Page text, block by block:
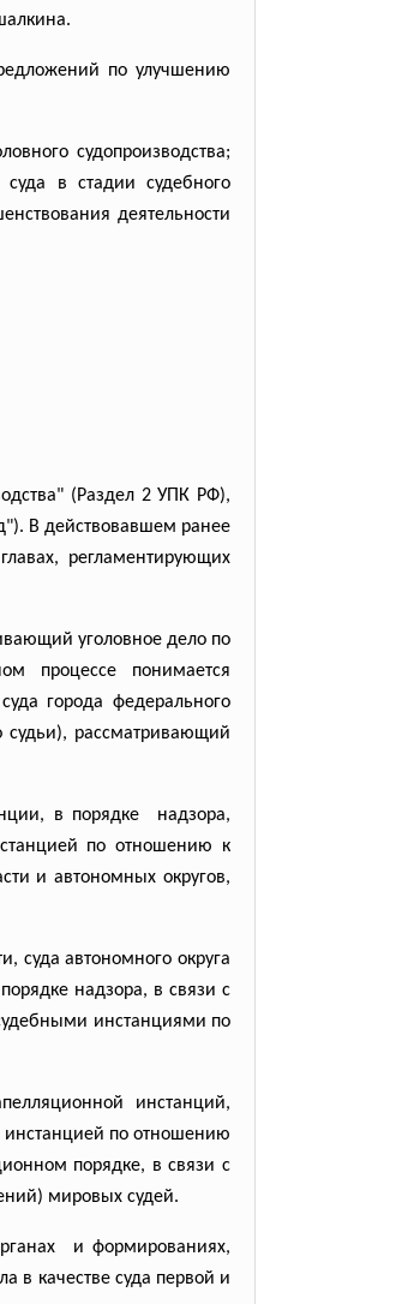
по улучшению
судопроизводства;
суда в стадии судебного
деятельности
(Раздел 2 УПК РФ),
В действовавшем ранее
регламентирующих
уголовное дело по
процессе понимается
города федерального
судьи), рассматривающий
в порядке надзора,
по отношению к
и автономных округов,
суда автономного округа
надзора, в связи с
инстанциями по
инстанций,
инстанцией по отношению
порядке, в связи с
мировых судей.
и формированиях,
в качестве суда первой и